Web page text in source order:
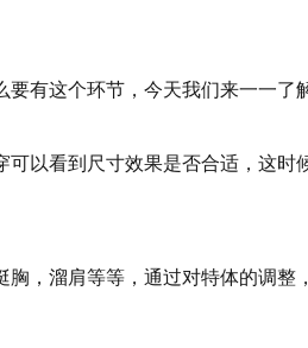
有这个环节，今天我们来一一了
以看到尺寸效果是否合适，这
，溜肩等等，通过对特体的调整